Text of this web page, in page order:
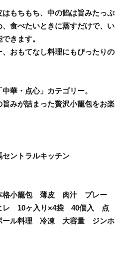
もちもち、中の餡は旨みたっぷ
食べたいときに蒸すだけで、い
きます。
おもてなし料理にもぴったりの
華・点心」カテゴリー。
みが詰まった贅沢小籠包をお楽
ントラルキッチン
小籠包 薄皮 肉汁 プレー
10ヶ入り×4袋 40個入 点
ル料理 冷凍 大容量 ジンホ